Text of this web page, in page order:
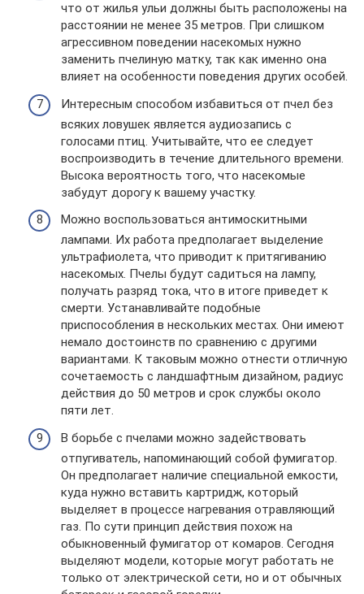
что от жилья ульи должны быть расположены на
расстоянии не менее 35 метров. При слишком
агрессивном поведении насекомых нужно
заменить пчелиную матку, так как именно она
влияет на особенности поведения других особей.
Интересным способом избавиться от пчел без
всяких ловушек является аудиозапись с
голосами птиц. Учитывайте, что ее следует
воспроизводить в течение длительного времени.
Высока вероятность того, что насекомые
забудут дорогу к вашему участку.
Можно воспользоваться антимоскитными
лампами. Их работа предполагает выделение
ультрафиолета, что приводит к притягиванию
насекомых. Пчелы будут садиться на лампу,
получать разряд тока, что в итоге приведет к
смерти. Устанавливайте подобные
приспособления в нескольких местах. Они имеют
немало достоинств по сравнению с другими
вариантами. К таковым можно отнести отличную
сочетаемость с ландшафтным дизайном, радиус
действия до 50 метров и срок службы около
пяти лет.
В борьбе с пчелами можно задействовать
отпугиватель, напоминающий собой фумигатор.
Он предполагает наличие специальной емкости,
куда нужно вставить картридж, который
выделяет в процессе нагревания отравляющий
газ. По сути принцип действия похож на
обыкновенный фумигатор от комаров. Сегодня
выделяют модели, которые могут работать не
только от электрической сети, но и от обычных